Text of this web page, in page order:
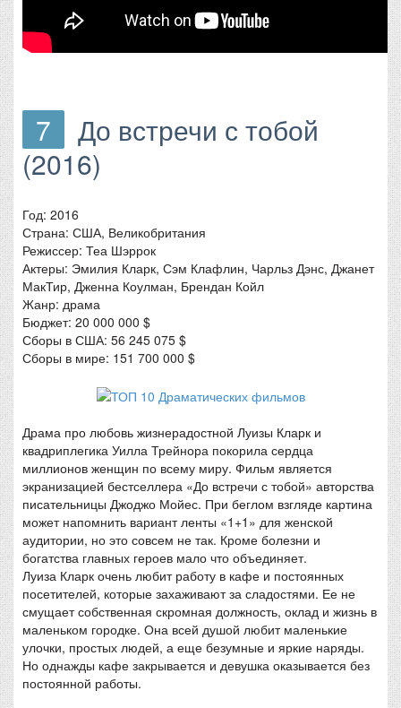
7
До встречи с тобой
(2016)
Год: 2016
Страна: США, Великобритания
Режиссер: Теа Шэррок
Актеры: Эмилия Кларк, Сэм Клафлин, Чарльз Дэнс, Джанет
МакТир, Дженна Коулман, Брендан Койл
Жанр: драма
Бюджет: 20 000 000 $
Сборы в США: 56 245 075 $
Сборы в мире: 151 700 000 $
Драма про любовь жизнерадостной Луизы Кларк и
квадриплегика Уилла Трейнора покорила сердца
миллионов женщин по всему миру. Фильм является
экранизацией бестселлера «До встречи с тобой» авторства
писательницы Джоджо Мойес. При беглом взгляде картина
может напомнить вариант ленты «1+1» для женской
аудитории, но это совсем не так. Кроме болезни и
богатства главных героев мало что объединяет.
Луиза Кларк очень любит работу в кафе и постоянных
посетителей, которые захаживают за сладостями. Ее не
смущает собственная скромная должность, оклад и жизнь в
маленьком городке. Она всей душой любит маленькие
улочки, простых людей, а еще безумные и яркие наряды.
Но однажды кафе закрывается и девушка оказывается без
постоянной работы.